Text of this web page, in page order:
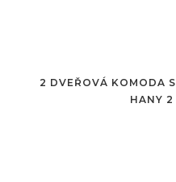
2 DVEŘOVÁ KOMODA
HANY